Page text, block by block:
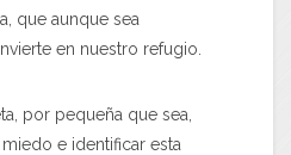
que aunque sea
en nuestro refugio.
por pequeña que sea,
e identificar esta